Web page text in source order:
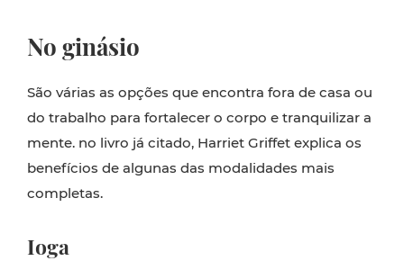
No ginásio
São várias as opções que encontra fora de casa ou
do trabalho para fortalecer o corpo e tranquilizar a
mente. no livro já citado, Harriet Griffet explica os
benefícios de algunas das modalidades mais
completas.
Ioga